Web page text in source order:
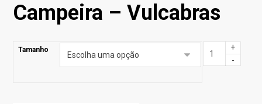
Campeira – Vulcabras
Tamanho
+
-